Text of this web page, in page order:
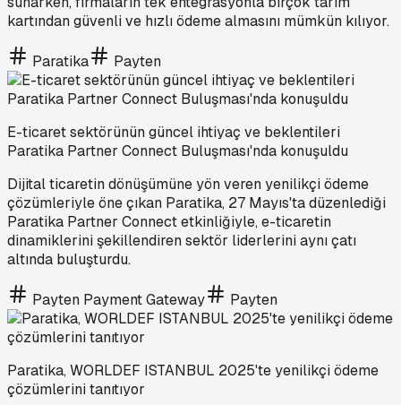
kartından güvenli ve hızlı ödeme almasını mümkün kılıyor.
Paratika Payten
E-ticaret sektörünün güncel ihtiyaç ve beklentileri
Paratika Partner Connect Buluşması'nda konuşuldu
Dijital ticaretin dönüşümüne yön veren yenilikçi ödeme
çözümleriyle öne çıkan Paratika, 27 Mayıs'ta düzenlediği
Paratika Partner Connect etkinliğiyle, e-ticaretin
dinamiklerini şekillendiren sektör liderlerini aynı çatı
altında buluşturdu.
Payten Payment Gateway Payten
Paratika, WORLDEF ISTANBUL 2025'te yenilikçi ödeme
çözümlerini tanıtıyor